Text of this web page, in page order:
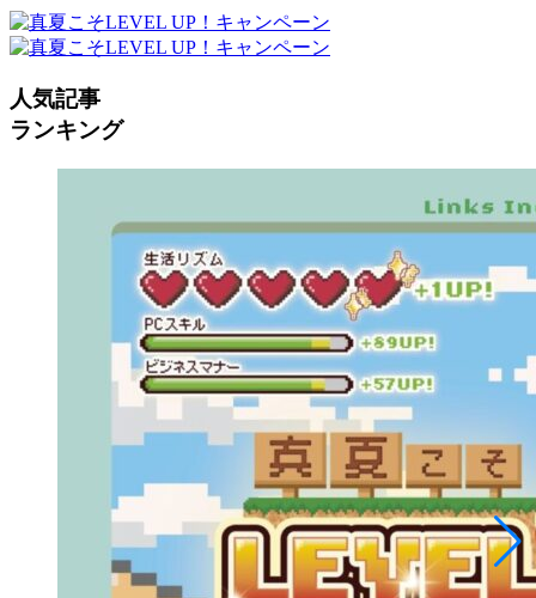
人気記事
ランキング